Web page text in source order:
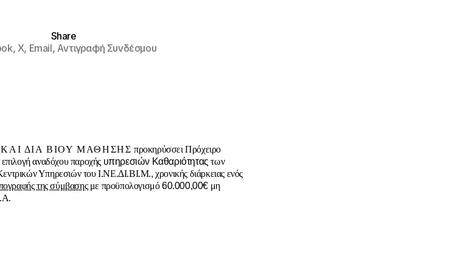
Share
X, Email,Αντιγραφή Συνδέσμου
ΔΙΑ ΒΙΟΥ ΜΑΘΗΣΗΣ προκηρύσσει Πρόχειρο
αναδόχου παροχής υπηρεσιών Καθαριότητας των
Υπηρεσιών του Ι.ΝΕ.ΔΙ.ΒΙ.Μ., χρονικής διάρκειας ενός
της σύμβασηςμε προϋπολογισμό60.000,00€ μη